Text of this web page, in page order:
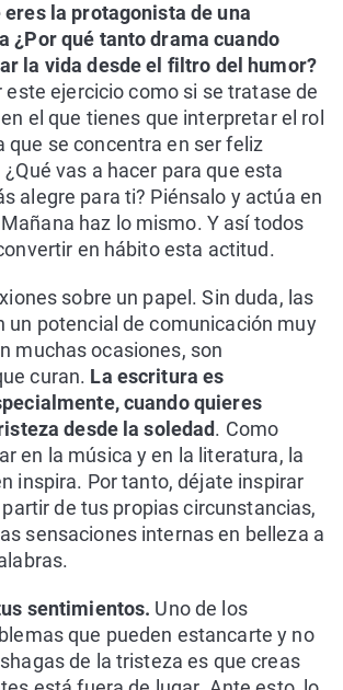
eres la protagonista de una
¿Por qué tanto drama cuando
la vida desde el filtro del humor?
ejercicio como si se tratase de
el que tienes que interpretar el rol
que se concentra en ser feliz
vas a hacer para que esta
alegre para ti? Piénsalo y actúa en
haz lo mismo. Y así todos
en hábito esta actitud.
sobre un papel. Sin duda, las
un potencial de comunicación muy
muchas ocasiones, son
curan. La escritura es
cuando quieres
desde la soledad. Como
en la música y en la literatura, la
inspira. Por tanto, déjate inspirar
de tus propias circunstancias,
sensaciones internas en belleza a
sentimientos. Uno de los
que pueden estancarte y no
de la tristeza es que creas